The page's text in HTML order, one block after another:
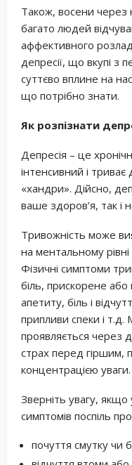
Також, восени через
багато людей
аффективного
депресії, що вкупі з
суттєво вплине на
що потрібно знати.
Як розпізнати
Депресія – це
інтенсивний і
«хандри». Дійсно,
ваше здоров’я, так і
Тривожність може
на ментальному рівні
Фізичні симптоми
біль, прискорене
апетиту, біль і
припливи спеки і
проявляється через
страх перед гіршим,
концентрацією уваги.
Зверніть увагу, якщо
симптомів поспіль
почуття смутку чи